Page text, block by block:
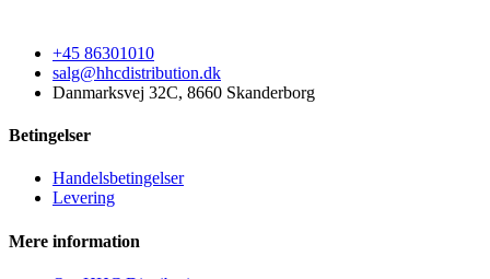
+45 86301010
salg@hhcdistribution.dk
Danmarksvej 32C, 8660 Skanderborg
Betingelser
Handelsbetingelser
Levering
Mere information